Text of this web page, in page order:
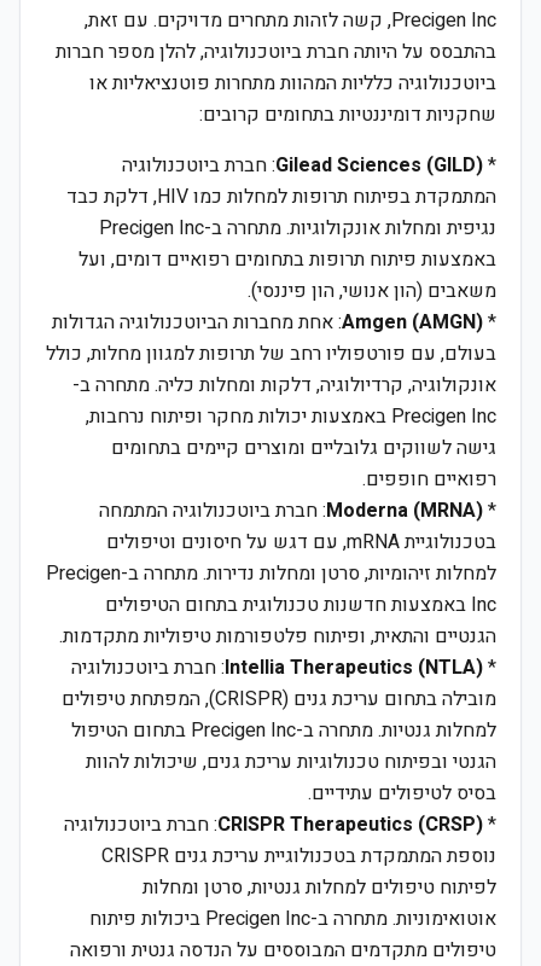
Precigen Inc, קשה לזהות מתחרים מדויקים. עם זאת,
בהתבסס על היותה חברת ביוטכנולוגיה, להלן מספר חברות
ביוטכנולוגיה כלליות המהוות מתחרות פוטנציאליות או
שחקניות דומיננטיות בתחומים קרובים:
*
Gilead Sciences (GILD): חברת ביוטכנולוגיה
המתמקדת בפיתוח תרופות למחלות כמו HIV, דלקת כבד
נגיפית ומחלות אונקולוגיות. מתחרה ב-Precigen Inc
באמצעות פיתוח תרופות בתחומים רפואיים דומים, ועל
משאבים (הון אנושי, הון פיננסי).
*
Amgen (AMGN): אחת מחברות הביוטכנולוגיה הגדולות
בעולם, עם פורטפוליו רחב של תרופות למגוון מחלות, כולל
אונקולוגיה, קרדיולוגיה, דלקות ומחלות כליה. מתחרה ב-
Precigen Inc באמצעות יכולות מחקר ופיתוח נרחבות,
גישה לשווקים גלובליים ומוצרים קיימים בתחומים
רפואיים חופפים.
*
Moderna (MRNA): חברת ביוטכנולוגיה המתמחה
בטכנולוגיית mRNA, עם דגש על חיסונים וטיפולים
למחלות זיהומיות, סרטן ומחלות נדירות. מתחרה ב-Precigen
Inc באמצעות חדשנות טכנולוגית בתחום הטיפולים
הגנטיים והתאית, ופיתוח פלטפורמות טיפוליות מתקדמות.
*
Intellia Therapeutics (NTLA): חברת ביוטכנולוגיה
מובילה בתחום עריכת גנים (CRISPR), המפתחת טיפולים
למחלות גנטיות. מתחרה ב-Precigen Inc בתחום הטיפול
הגנטי ובפיתוח טכנולוגיות עריכת גנים, שיכולות להוות
בסיס לטיפולים עתידיים.
*
CRISPR Therapeutics (CRSP): חברת ביוטכנולוגיה
נוספת המתמקדת בטכנולוגיית עריכת גנים CRISPR
לפיתוח טיפולים למחלות גנטיות, סרטן ומחלות
אוטואימוניות. מתחרה ב-Precigen Inc ביכולות פיתוח
טיפולים מתקדמים המבוססים על הנדסה גנטית ורפואה